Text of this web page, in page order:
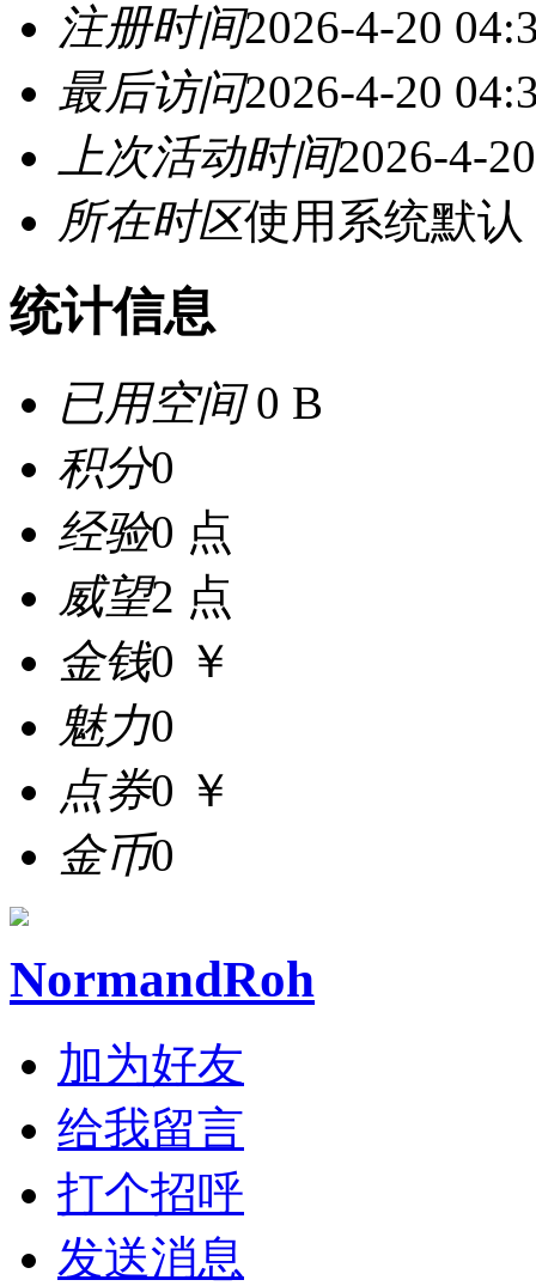
注册时间2026-4-20
最后访问2026-4-20
上次活动时间2026-4-
所在时区使用系统默认
统计信息
已用空间0 B
积分0
经验0 点
威望2 点
金钱0 ￥
魅力0
点券0 ￥
金币0
NormandRoh
加为好友
给我留言
打个招呼
发送消息